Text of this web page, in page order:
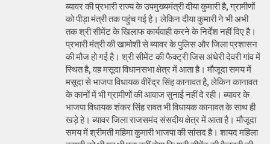
ब्यावर की प्रभारी राज्य के उपमुख्यमंत्री दीया कुमारी है, ग्रामीणों
को पीड़ा मंत्री तक पहुंच गई है। लेकिन दीया कुमारी ने भी अभी
तक श्री सीमेंट के खिलाफ कार्यवाही करने के निर्देश नहीं दिए है।
प्रभारी मंत्री की खामोशी से ब्यावर के पुलिस और जिला प्रशासन
की मौज हो गई है। श्री सीमेंट की फैक्ट्री जिस अंधेरी देवरी गांव में
स्थित है, वह मसूदा विधानसभा क्षेत्र में आता है। मौजूदा समय में
मसूदा से भाजपा विधायक वीरेंद्र सिंह कानावत है, लेकिन कानावत
के कानों में भी ग्रामीणों की आवाज सुनाई नहीं दे रही। ब्यावर के
भाजपा विधायक शंकर सिंह रावत भी विधायक कानावत के साथ ही
खड़े हे। ब्यावर जिला राजसमंद संसदीय क्षेत्र में आता है। मौजूदा
समय में श्रीमती महिमा कुमारी भाजपा की सांसद है। शायद महिला